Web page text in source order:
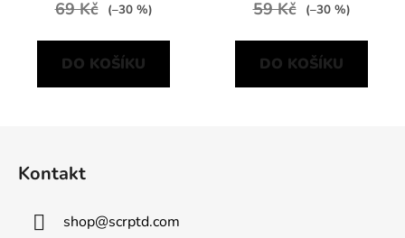
69 Kč (–30 %)
DO KOŠÍKU
59 Kč (–30 %)
DO KOŠÍKU
Kontakt
shop@scrptd.com